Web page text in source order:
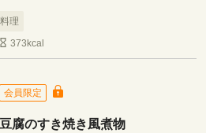
理
373kcal
会員限定
豆腐のすき焼き風煮物